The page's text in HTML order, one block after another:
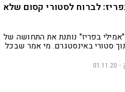
לברוח לסטורי קסום שלא
בפריז" נותנת את התחושה של
סטורי באינסטגרם. מי אמר שבכל
01.11.20